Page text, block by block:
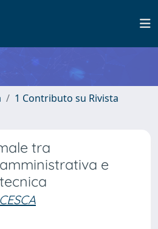
1 Contributo su Rivista
tra
e